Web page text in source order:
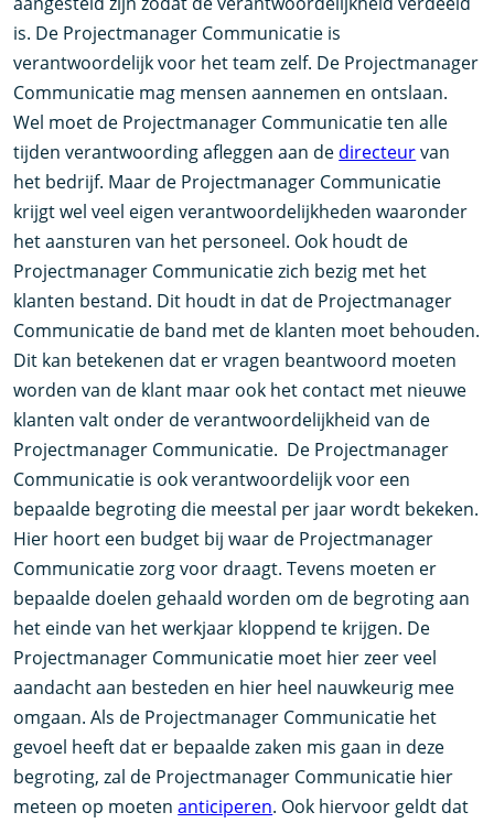
is. De Projectmanager Communicatie is
verantwoordelijk voor het team zelf. De Projectmanager
Communicatie mag mensen aannemen en ontslaan.
Wel moet de Projectmanager Communicatie ten alle
tijden verantwoording afleggen aan de directeurvan
het bedrijf. Maar de Projectmanager Communicatie
krijgt wel veel eigen verantwoordelijkheden waaronder
het aansturen van het personeel. Ook houdt de
Projectmanager Communicatie zich bezig met het
klanten bestand. Dit houdt in dat de Projectmanager
Communicatie de band met de klanten moet behouden.
Dit kan betekenen dat er vragen beantwoord moeten
worden van de klant maar ook het contact met nieuwe
klanten valt onder de verantwoordelijkheid van de
Projectmanager Communicatie. De Projectmanager
Communicatie is ook verantwoordelijk voor een
bepaalde begroting die meestal per jaar wordt bekeken.
Hier hoort een budget bij waar de Projectmanager
Communicatie zorg voor draagt. Tevens moeten er
bepaalde doelen gehaald worden om de begroting aan
het einde van het werkjaar kloppend te krijgen. De
Projectmanager Communicatie moet hier zeer veel
aandacht aan besteden en hier heel nauwkeurig mee
omgaan. Als de Projectmanager Communicatie het
gevoel heeft dat er bepaalde zaken mis gaan in deze
begroting, zal de Projectmanager Communicatie hier
meteen op moetenanticiperen. Ook hiervoor geldt dat